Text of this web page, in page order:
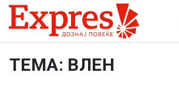
Skip to content
ТЕМА: ВЛЕН